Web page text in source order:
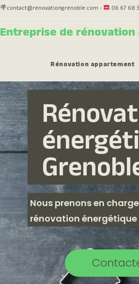
contact@renovationgrenoble.com - 06 67 68
Entreprise de rénovation
Rénovation appartement
Nous prenons en
rénovation énergétique